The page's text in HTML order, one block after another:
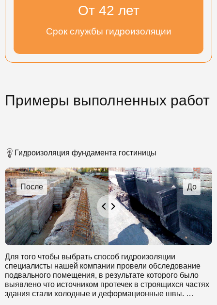
От 45 лет
Срок службы гидроизоляции
Примеры выполненных работ
Гидроизоляция фундамента гостиницы
Для того чтобы выбрать способ гидроизоляции
специалисты нашей компании провели обследование
подвального помещения, в результате которого было
выявлено что источником протечек в строящихся частях
здания стали холодные и деформационные швы.